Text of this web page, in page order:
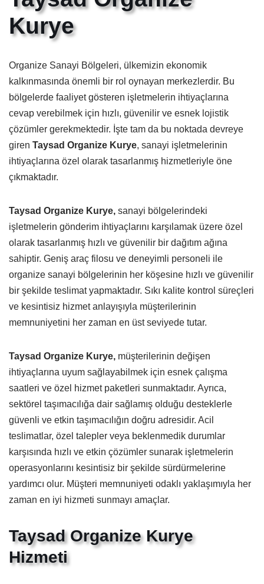
Kurye
Organize Sanayi Bölgeleri, ülkemizin ekonomik
kalkınmasında önemli bir rol oynayan merkezlerdir. Bu
bölgelerde faaliyet gösteren işletmelerin ihtiyaçlarına
cevap verebilmek için hızlı, güvenilir ve esnek lojistik
çözümler gerekmektedir. İşte tam da bu noktada devreye
giren Taysad Organize Kurye, sanayi işletmelerinin
ihtiyaçlarına özel olarak tasarlanmış hizmetleriyle öne
çıkmaktadır.
Taysad Organize Kurye, sanayi bölgelerindeki
işletmelerin gönderim ihtiyaçlarını karşılamak üzere özel
olarak tasarlanmış hızlı ve güvenilir bir dağıtım ağına
sahiptir. Geniş araç filosu ve deneyimli personeli ile
organize sanayi bölgelerinin her köşesine hızlı ve güvenilir
bir şekilde teslimat yapmaktadır. Sıkı kalite kontrol süreçleri
ve kesintisiz hizmet anlayışıyla müşterilerinin
memnuniyetini her zaman en üst seviyede tutar.
Taysad Organize Kurye, müşterilerinin değişen
ihtiyaçlarına uyum sağlayabilmek için esnek çalışma
saatleri ve özel hizmet paketleri sunmaktadır. Ayrıca,
sektörel taşımacılığa dair sağlamış olduğu desteklerle
güvenli ve etkin taşımacılığın doğru adresidir. Acil
teslimatlar, özel talepler veya beklenmedik durumlar
karşısında hızlı ve etkin çözümler sunarak işletmelerin
operasyonlarını kesintisiz bir şekilde sürdürmelerine
yardımcı olur. Müşteri memnuniyeti odaklı yaklaşımıyla her
zaman en iyi hizmeti sunmayı amaçlar.
Taysad Organize Kurye
Hizmeti